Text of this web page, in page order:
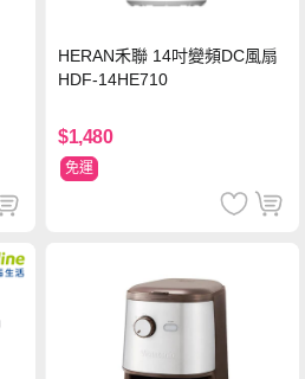
HERAN禾聯 14吋變頻DC風扇
HDF-14HE710
$1,480
免運